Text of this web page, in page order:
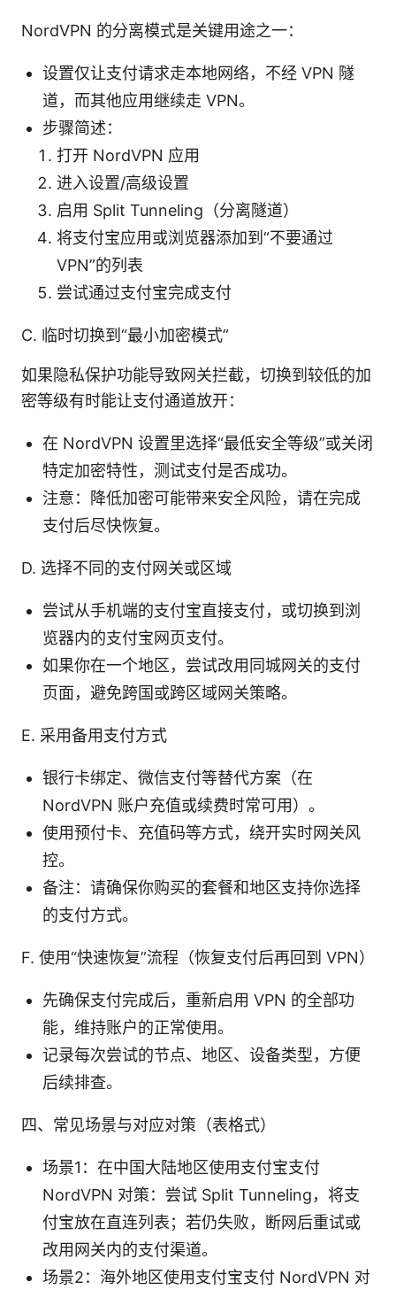
NordVPN 的分离模式是关键用途之一：
设置仅让支付请求走本地网络，不经 VPN 隧
道，而其他应用继续走 VPN。
步骤简述：
打开 NordVPN 应用
进入设置/高级设置
启用 Split Tunneling（分离隧道）
将支付宝应用或浏览器添加到“不要通过
VPN”的列表
尝试通过支付宝完成支付
C. 临时切换到“最小加密模式”
如果隐私保护功能导致网关拦截，切换到较低的加
密等级有时能让支付通道放开：
在 NordVPN 设置里选择“最低安全等级”或关闭
特定加密特性，测试支付是否成功。
注意：降低加密可能带来安全风险，请在完成
支付后尽快恢复。
D. 选择不同的支付网关或区域
尝试从手机端的支付宝直接支付，或切换到浏
览器内的支付宝网页支付。
如果你在一个地区，尝试改用同城网关的支付
页面，避免跨国或跨区域网关策略。
E. 采用备用支付方式
银行卡绑定、微信支付等替代方案（在
NordVPN 账户充值或续费时常可用）。
使用预付卡、充值码等方式，绕开实时网关风
控。
备注：请确保你购买的套餐和地区支持你选择
的支付方式。
F. 使用“快速恢复”流程（恢复支付后再回到 VPN）
先确保支付完成后，重新启用 VPN 的全部功
能，维持账户的正常使用。
记录每次尝试的节点、地区、设备类型，方便
后续排查。
四、常见场景与对应对策（表格式）
场景1：在中国大陆地区使用支付宝支付
NordVPN 对策：尝试 Split Tunneling，将支
付宝放在直连列表；若仍失败，断网后重试或
改用网关内的支付渠道。
场景2：海外地区使用支付宝支付 NordVPN 对